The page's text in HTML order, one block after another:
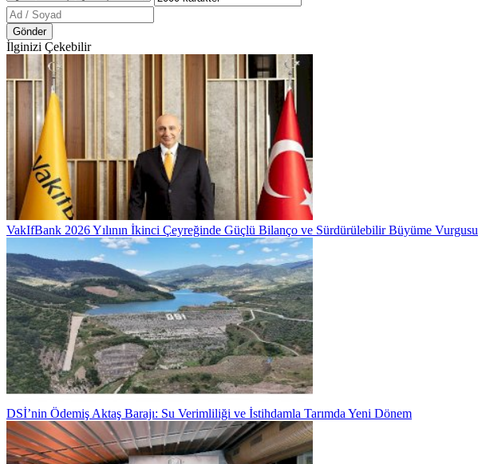
Gönder
İlginizi Çekebilir
VakIfBank 2026 Yılının İkinci Çeyreğinde Güçlü Bilanço ve Sürdürülebilir Büyüme Vurgusu
DSİ’nin Ödemiş Aktaş Barajı: Su Verimliliği ve İstihdamla Tarımda Yeni Dönem